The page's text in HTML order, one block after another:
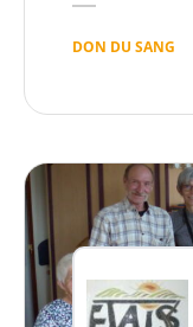
DON DU SANG